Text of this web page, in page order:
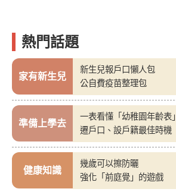
熱門話題
家有新生兒
新生兒報戶口懶人包
公自費疫苗整理包
準備上學去
一表看懂「幼稚園年齡表」
遷戶口、設戶籍最佳時機
健康知識
幾歲可以擦防曬
強化「前庭覺」的遊戲